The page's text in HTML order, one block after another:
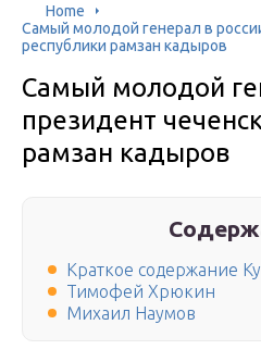
Home
Самый молодой генерал в
республики рамзан кадыров
Самый молодой
президент
рамзан кадыров
Краткое содержание
Тимофей Хрюкин
Михаил Наумов